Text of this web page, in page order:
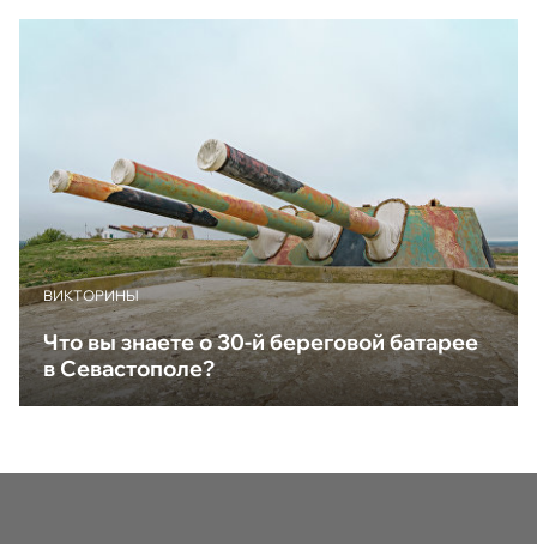
ВИКТОРИНЫ
Что вы знаете о 30-й береговой батарее
в Севастополе?